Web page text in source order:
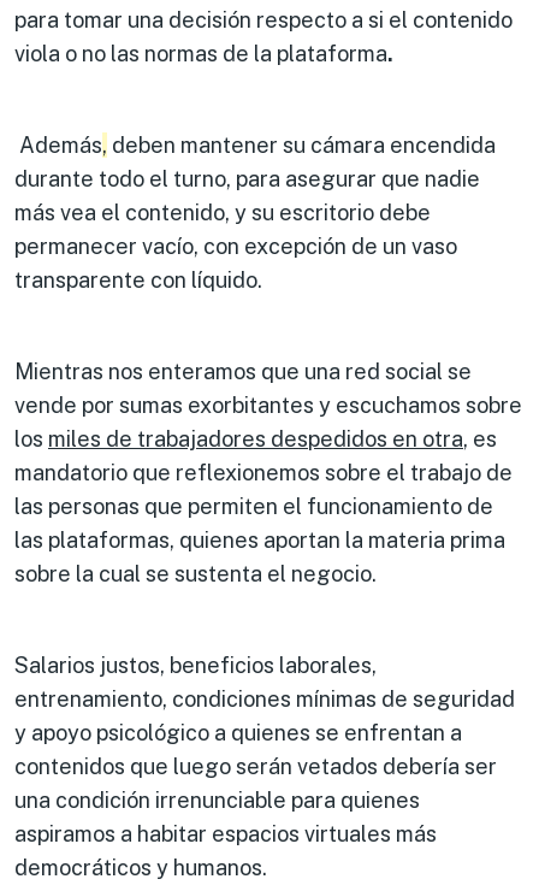
para tomar una decisión respecto a si el contenido
viola o no las normas de la plataforma.
Además, deben mantener su cámara encendida
durante todo el turno, para asegurar que nadie
más vea el contenido, y su escritorio debe
permanecer vacío, con excepción de un vaso
transparente con líquido.
Mientras nos enteramos que una red social se
vende por sumas exorbitantes y escuchamos sobre
los miles de trabajadores despedidos en otra, es
mandatorio que reflexionemos sobre el trabajo de
las personas que permiten el funcionamiento de
las plataformas, quienes aportan la materia prima
sobre la cual se sustenta el negocio.
Salarios justos, beneficios laborales,
entrenamiento, condiciones mínimas de seguridad
y apoyo psicológico a quienes se enfrentan a
contenidos que luego serán vetados debería ser
una condición irrenunciable para quienes
aspiramos a habitar espacios virtuales más
democráticos y humanos.